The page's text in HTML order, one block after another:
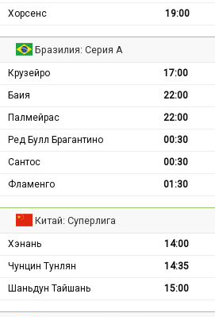
Хорсенс
19:00
Бразилия: Серия А
Крузейро 17:00
Баия
22:00
Палмейрас
22:00
Ред Булл Брагантино
00:30
Сантос
00:30
Фламенго
01:30
Китай: Суперлига
Хэнань 14:00
Чунцин Тунлян
14:35
Шаньдун Тайшань
15:00